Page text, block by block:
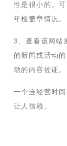
性是很小的。
年检盖章情况。
3、查看该网站
的新闻或活动
动的内容佐证。
一个连经营时
让人信赖。